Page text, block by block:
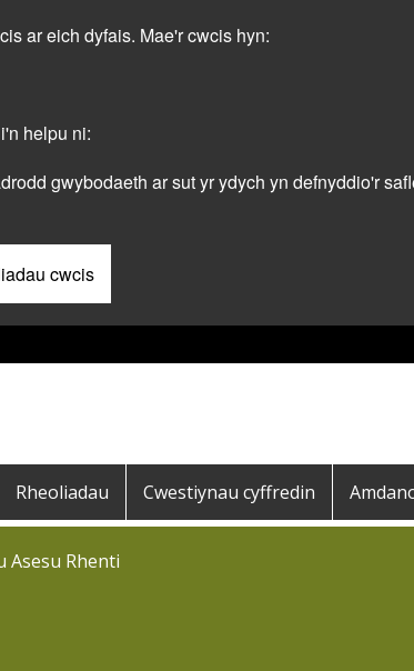
ar eich dyfais. Mae'r cwcis hyn:
helpu ni:
gwybodaeth ar sut yr ydych yn defnyddio'r
cwcis
Rheoliadau Cwestiynau cyffredin
Asesu Rhenti